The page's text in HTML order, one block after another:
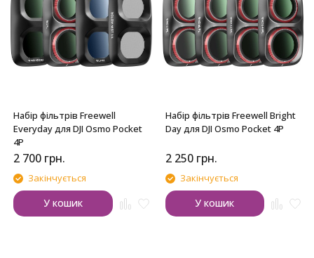
Набір фільтрів Freewell
Everyday для DJI Osmo Pocket
4P
2 700 грн.
Закінчується
У кошик
Набір фільтрів Freewell Bright
Day для DJI Osmo Pocket 4P
2 250 грн.
Закінчується
У кошик